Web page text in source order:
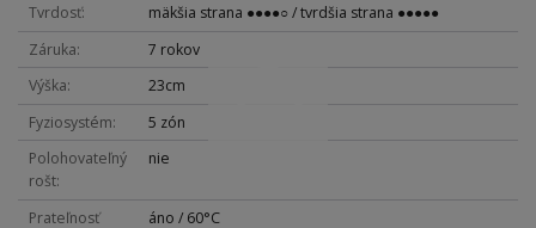
Tvrdosť
mäkšia strana ●●●●○ / tvrdšia strana ●●●●●
Záruka
7 rokov
Výška
23cm
Fyziosystém
5 zón
Polohovateľný
rošt
nie
Prateľnosť
áno / 60°C